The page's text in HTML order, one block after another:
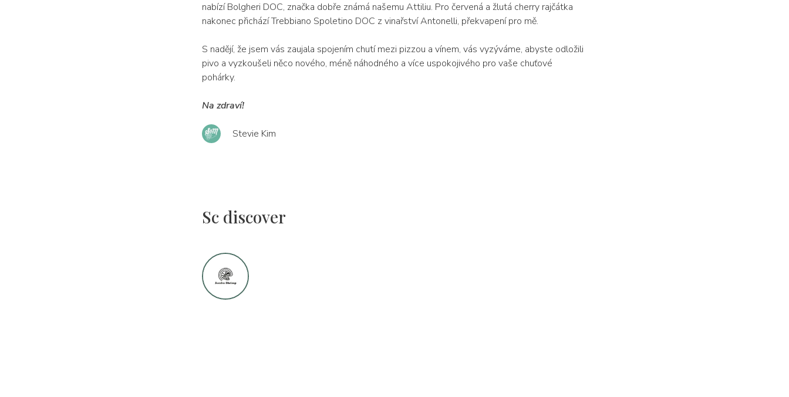
nabízí Bolgheri DOC, značka dobře známá našemu Attiliu. Pro červená a žlutá cherry rajčátka
nakonec přichází Trebbiano Spoletino DOC z vinařství Antonelli, překvapení pro mě.
S nadějí, že jsem vás zaujala spojením chutí mezi pizzou a vínem, vás vyzýváme, abyste odložili
pivo a vyzkoušeli něco nového, méně náhodného a více uspokojivého pro vaše chuťové
pohárky.
Na zdraví!
Stevie Kim
Sc discover